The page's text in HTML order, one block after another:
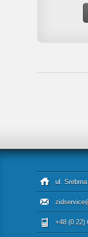
ul.
+48 (0 22)